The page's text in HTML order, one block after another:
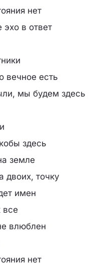
нет
в ответ
вечное есть
мы будем здесь
здесь
земле
двоих, точку
имен
все
влюблен
нет